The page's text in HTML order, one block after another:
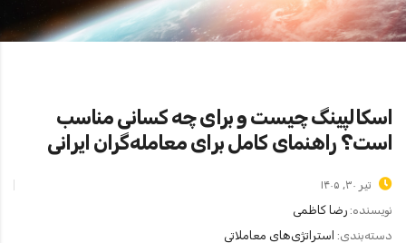
اسکالپینگ چیست و برای چه کسانی مناسب
است؟ راهنمای کامل برای معامله‌گران ایرانی
تیر ۳۰, ۱۴۰۵
نویسنده: رضا کاظمی
دسته‌بندی: استراتژی‌های معاملاتی